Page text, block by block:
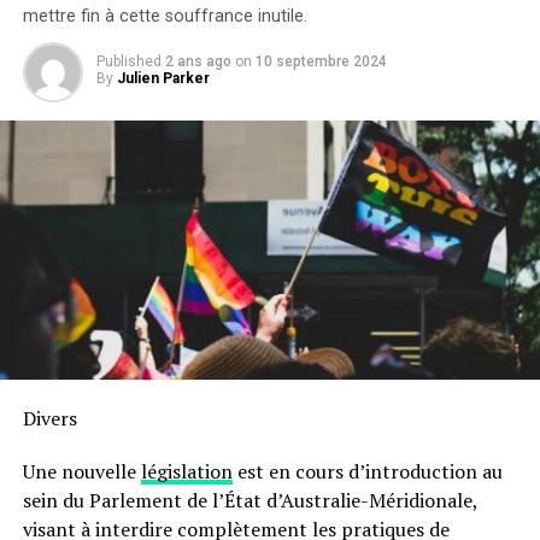
mettre fin à cette souffrance inutile.
Published 2 ans ago on 10 septembre 2024
By Julien Parker
Divers
Une nouvellelégislationest en cours d’introduction au
sein du Parlement de l’État d’Australie-Méridionale,
visant à interdire complètement les pratiques de